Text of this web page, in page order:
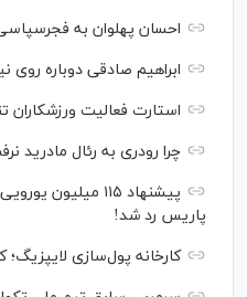
احسان پهلوان به
ابراهیم صادقی دوباره روی
استارت فعالیت
چرا رودری به رئال مادرید
پیشنهاد ۱۱۵
پاریس رد شد!
کارخانه پول‌سازی